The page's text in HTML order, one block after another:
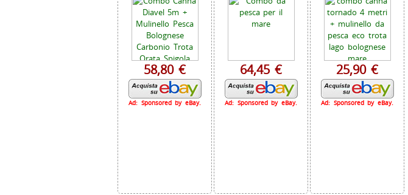
58,80 €
Ad: Sponsored by eBay.
64,45 €
Ad: Sponsored by eBay.
25,90 €
Ad: Sponsored by eBay.